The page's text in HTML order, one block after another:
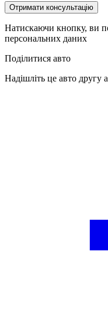
Отримати консультацію
Натискаючи кнопку, ви
персональних даних
Поділитися авто
Надішліть це авто другу